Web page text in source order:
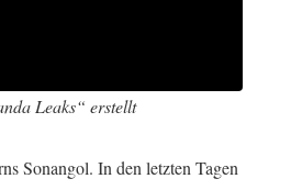
Leaks“ erstellt
Sonangol. In den letzten Tagen